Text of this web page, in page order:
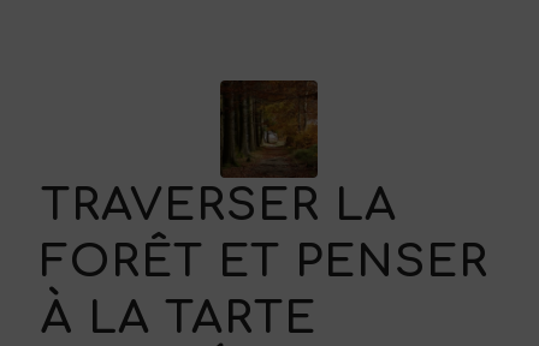
TRAVERSER LA
FORÊT ET PENSER
À LA TARTE